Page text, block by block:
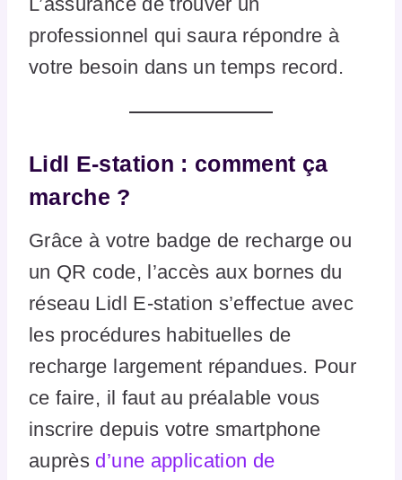
professionnel qui saura répondre à
votre besoin dans un temps record.
Lidl E-station : comment ça
marche ?
Grâce à votre badge de recharge ou
un QR code, l’accès aux bornes du
réseau Lidl E-station s’effectue avec
les procédures habituelles de
recharge largement répandues. Pour
ce faire, il faut au préalable vous
inscrire depuis votre smartphone
auprès d’une application de